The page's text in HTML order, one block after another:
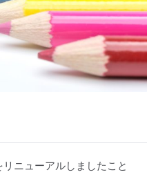
ニューアルしましたこと